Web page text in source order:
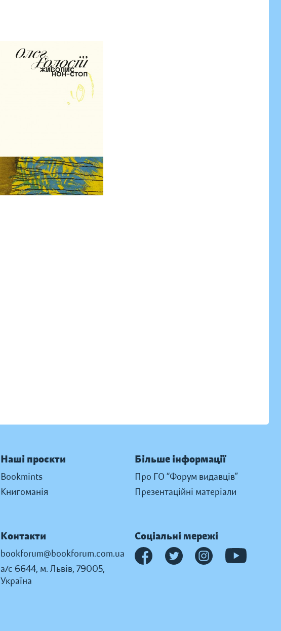
Наші проєкти
Bookmints
Книгоманія
Більше інформації
Про ГО “Форум видавців”
Презентаційні матеріали
Контакти
bookforum@bookforum.com.ua
а/с 6644, м. Львів, 79005,
Україна
Соціальні мережі